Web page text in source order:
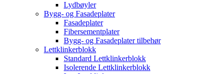
Lydbøyler
Bygg- og Fasadeplater
Fasadeplater
Fibersementplater
Bygg- og Fasadeplater tilbehør
Lettklinkerblokk
Standard Lettklinkerblokk
Isolerende Lettklinkerblokk